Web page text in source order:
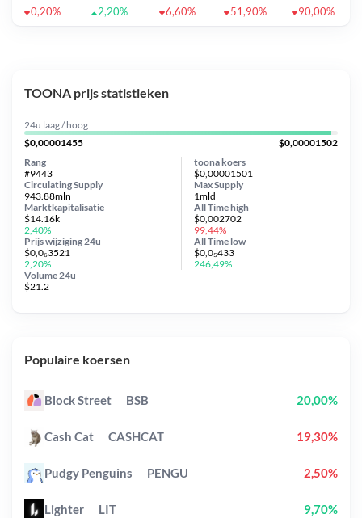
0,20%
2,20% 6,60% 51,90% 90,00%
TOONA prijs statistieken
24u laag / hoog
$0,00001455
$0,00001502
toona koers
$0,00001501
Circulating Supply
943.88mln
Prijs wijziging 24u
$0,0₆3521
2,20%
Max Supply
1mld
Marktkapitalisatie
$14.16k
2,40%
Volume 24u
$21.2
Rang
#9443
All Timehigh
$0,002702
99,44%
All Time low
$0,0₅433
246,49%
Populaire koersen
Block Street BSB 20,00%
Cash Cat CASHCAT 19,30%
Pudgy Penguins PENGU 2,50%
Lighter LIT 9,70%